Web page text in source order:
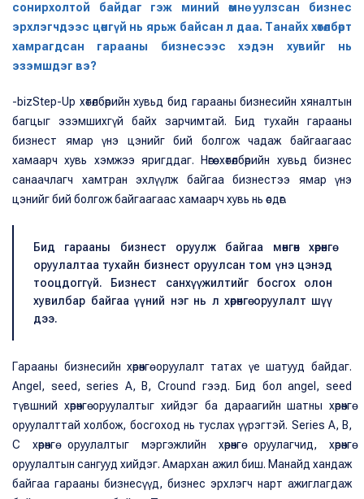
сонирхолтой байдаг гэж миний өмнө уулзсан бизнес
эрхлэгчдээс цөөнгүй нь ярьж байсан л даа. Танайх хөтөлбөрт
хамрагдсан гарааны бизнесээс хэдэн хувийг нь
эзэмшдэг вэ?
-bizStep-Up хөтөлбөрийн хувьд бид гарааны бизнесийн хяналтын
багцыг эзэмшихгүй байх зарчимтай. Бид тухайн гарааны
бизнест ямар үнэ цэнийг бий болгож чадаж байгаагаас
хамаарч хувь хэмжээ яригддаг. Нөгөө хөтөлбөрийн хувьд бизнес
санаачлагч хамтран эхлүүлж байгаа бизнестээ ямар үнэ
цэнийг бий болгож байгаагаас хамаарч хувь нь өсдөг.
Бид гарааны бизнест оруулж байгаа мөнгөн хөрөнгө
оруулалтаа тухайн бизнест оруулсан том үнэ цэнэд
тооцдоггүй. Бизнест санхүүжилтийг босгох олон
хувилбар байгаа үүний нэг нь л хөрөнгө оруулалт шүү
дээ.
Гарааны бизнесийн хөрөнгө оруулалт татах үе шатууд байдаг.
Angel, seed, series A, B, Cround гээд. Бид бол angel, seed
түвшний хөрөнгө оруулалтыг хийдэг ба дараагийн шатны хөрөнгө
оруулалттай холбож, босгоход нь туслах үүрэгтэй. Series A, B,
C хөрөнгө оруулалтыг мэргэжлийн хөрөнгө оруулагчид, хөрөнгө
оруулалтын сангууд хийдэг. Амархан ажил биш. Манайд хандаж
байгаа гарааны бизнесүүд, бизнес эрхлэгч нарт ажиглагдаж